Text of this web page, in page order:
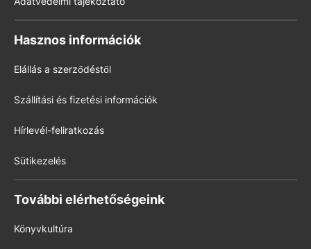
Hasznos információk
Elállás a szerződéstől
Szállítási és fizetési információk
Hírlevél-feliratkozás
Sütikezelés
További elérhetőségeink
Könyvkultúra